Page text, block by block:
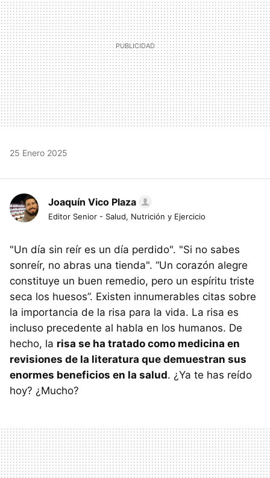
25 Enero 2025
Joaquín Vico Plaza
Editor Senior - Salud, Nutrición y Ejercicio
"Un día sin reír es un día perdido". "Si no sabes
sonreír, no abras una tienda". “Un corazón alegre
constituye un buen remedio, pero un espíritu triste
seca los huesos”. Existen innumerables citas sobre
la importancia de la risa para la vida. La risa es
incluso precedente al habla en los humanos. De
hecho, la risa se ha tratado como medicina en
revisiones de la literatura que demuestran sus
enormes beneficios en la salud. ¿Ya te has reído
hoy? ¿Mucho?